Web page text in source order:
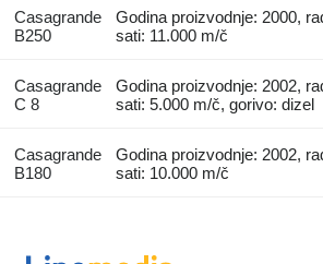
Casagrande
B250
Godina proizvodnje: 2000,
sati: 11.000 m/č
Casagrande
C 8
Godina proizvodnje: 2002,
sati: 5.000 m/č, gorivo: dizel
Casagrande
B180
Godina proizvodnje: 2002,
sati: 10.000 m/č